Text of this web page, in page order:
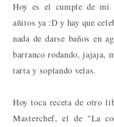
Hoy es el cumple de mi
añitos ya :D y hay que
nada de darse baños en
barranco rodando, jajaja,
tarta y soplando velas.
Hoy toca receta de otro
Masterchef, el de "La